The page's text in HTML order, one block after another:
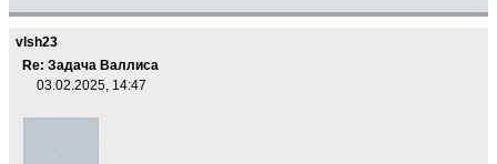
vlsh23
Re: Задача Валлиса
03.02.2025, 14:47